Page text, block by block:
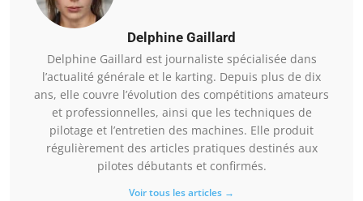
Delphine Gaillard
Delphine Gaillard est journaliste spécialisée dans
l’actualité générale et le karting. Depuis plus de dix
ans, elle couvre l’évolution des compétitions amateurs
et professionnelles, ainsi que les techniques de
pilotage et l’entretien des machines. Elle produit
régulièrement des articles pratiques destinés aux
pilotes débutants et confirmés.
Voir tous les articles →